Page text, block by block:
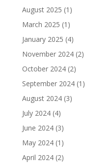
August 2025 (1)
March 2025 (1)
January 2025 (4)
November 2024(2)
October 2024(2)
September 2024(1)
August 2024(3)
July 2024(4)
June 2024(3)
May 2024(1)
April 2024(2)